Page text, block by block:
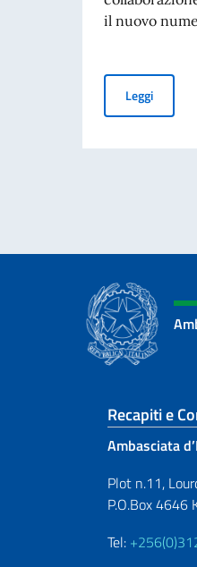
il nuovo
Leggi
Recapiti e
Ambasciata
Plot n.11,
P.O.Box 4646
Tel: